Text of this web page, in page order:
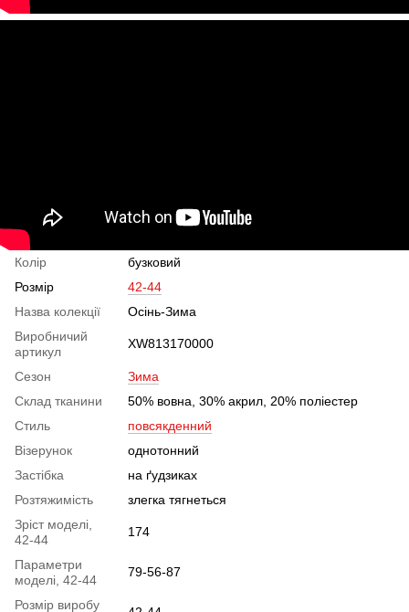
Колір
бузковий
Розмір
42-44
Назва колекції
Осінь-Зима
Виробничий
артикул
XW813170000
Сезон
Зима
Склад тканини
50% вовна, 30% акрил, 20% поліестер
Стиль
повсякденний
Візерунок
однотонний
Застібка
на ґудзиках
Розтяжимість
злегка тягнеться
Зріст моделі,
42-44
174
Параметри
моделі, 42-44
79-56-87
Розмір виробу